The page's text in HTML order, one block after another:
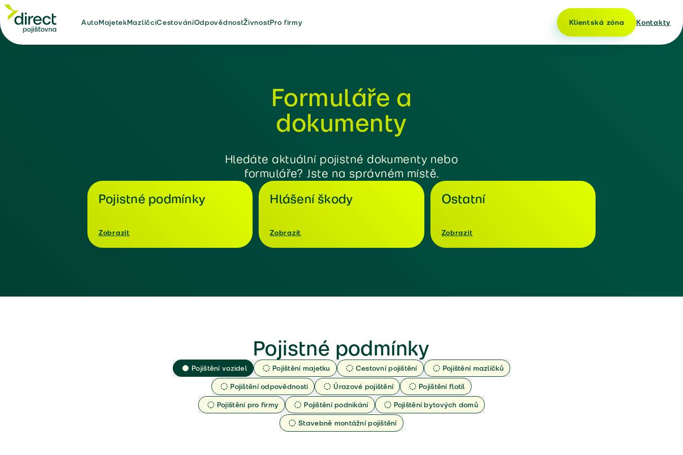
AutoMajetekMazlíčciCestováníOdpovědnostŽivnostPro firmy Klientská zóna Kontakty
Formuláře a
dokumenty
Hledáte aktuální pojistné dokumenty nebo
formuláře? Jste na správném místě.
Pojistné podmínky
Zobrazit
Hlášení škody
Zobrazit
Ostatní
Zobrazit
Pojistné podmínky
Pojištění vozidel Pojištění majetku Cestovní pojištění
Pojištění mazlíčků
Pojištění odpovědnosti
Úrazové pojištění
Pojištění flotil
Pojištění pro firmy
Pojištění podnikání
Pojištění bytových domů
Stavebně montážní pojištění